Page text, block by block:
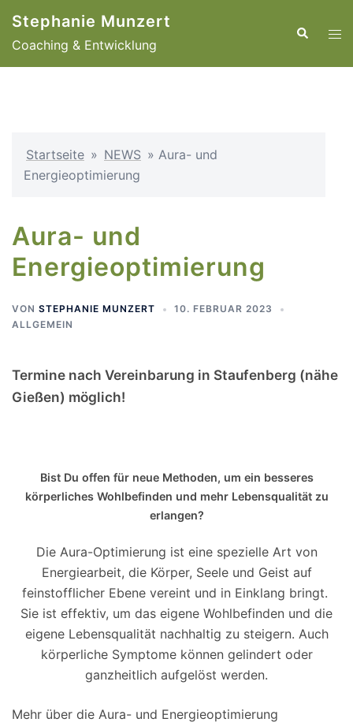
Inhalt
springen
Stephanie Munzert
Coaching & Entwicklung
Suche
Startseite » NEWS » Aura- und
Energieoptimierung
Aura- und
Energieoptimierung
VON STEPHANIE MUNZERT
10. FEBRUAR 2023
ALLGEMEIN
Termine nach Vereinbarung in Staufenberg (nähe
Gießen) möglich!
Bist Du offen für neue Methoden, um ein besseres
körperliches Wohlbefinden und mehr Lebensqualität zu
erlangen?
Die Aura-Optimierung ist eine spezielle Art von
Energiearbeit, die Körper, Seele und Geist auf
feinstofflicher Ebene vereint und in Einklang bringt.
Sie ist effektiv, um das eigene Wohlbefinden und die
eigene Lebensqualität nachhaltig zu steigern. Auch
körperliche Symptome können gelindert oder
ganzheitlich aufgelöst werden.
Mehr über die Aura- und Energieoptimierung